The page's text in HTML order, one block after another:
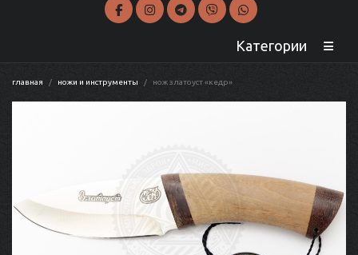
Категории
главная ножи и инструменты нож златоуст «кедр»